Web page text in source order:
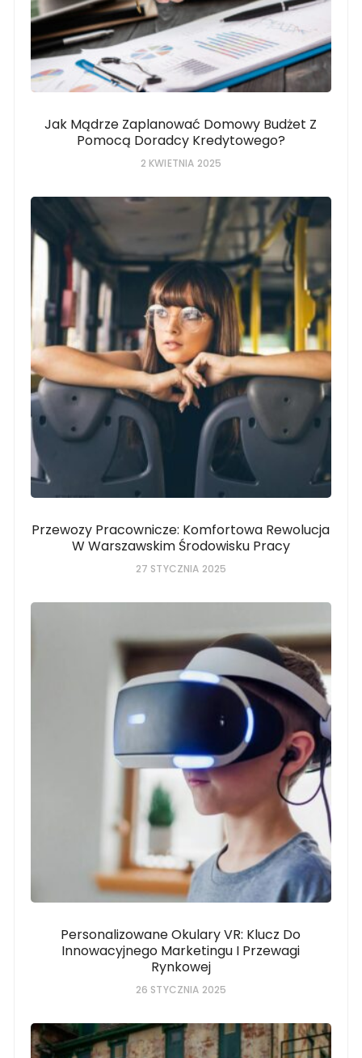
Jak Mądrze Zaplanować Domowy Budżet Z
Pomocą Doradcy Kredytowego?
2 KWIETNIA 2025
Przewozy Pracownicze: Komfortowa Rewolucja
W Warszawskim Środowisku Pracy
27 STYCZNIA 2025
Personalizowane Okulary VR: Klucz Do
Innowacyjnego Marketingu I Przewagi
Rynkowej
26 STYCZNIA 2025